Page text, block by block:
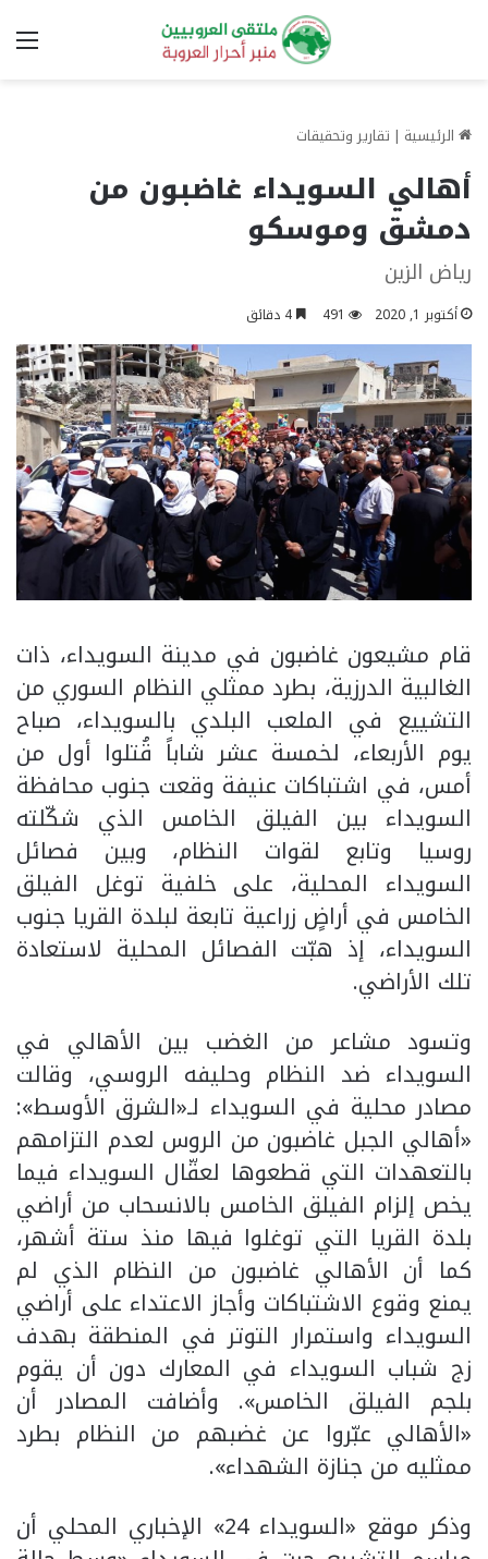
الرئيسية | تقارير وتحقيقات
أهالي السويداء غاضبون من
دمشق وموسكو
رياض الزين
أكتوبر 1, 2020 491
قام مشيعون غاضبون في مدينة السويداء، ذات
الغالبية الدرزية، بطرد ممثلي النظام السوري من
التشييع في الملعب البلدي بالسويداء، صباح
يوم الأربعاء، لخمسة عشر شاباً قُتلوا أول من
أمس، في اشتباكات عنيفة وقعت جنوب محافظة
السويداء بين الفيلق الخامس الذي شكّلته
روسيا وتابع لقوات النظام، وبين فصائل
السويداء المحلية، على خلفية توغل الفيلق
الخامس في أراضٍ زراعية تابعة لبلدة القريا جنوب
السويداء، إذ هبّت الفصائل المحلية لاستعادة
تلك الأراضي.
وتسود مشاعر من الغضب بين الأهالي في
السويداء ضد النظام وحليفه الروسي، وقالت
مصادر محلية في السويداء لـ«الشرق الأوسط»:
«أهالي الجبل غاضبون من الروس لعدم التزامهم
بالتعهدات التي قطعوها لعقّال السويداء فيما
يخص إلزام الفيلق الخامس بالانسحاب من أراضي
بلدة القريا التي توغلوا فيها منذ ستة أشهر،
كما أن الأهالي غاضبون من النظام الذي لم
يمنع وقوع الاشتباكات وأجاز الاعتداء على أراضي
السويداء واستمرار التوتر في المنطقة بهدف
زج شباب السويداء في المعارك دون أن يقوم
بلجم الفيلق الخامس». وأضافت المصادر أن
«الأهالي عبّروا عن غضبهم من النظام بطرد
ممثليه من جنازة الشهداء».
وذكر موقع «السويداء 24» الإخباري المحلي أن